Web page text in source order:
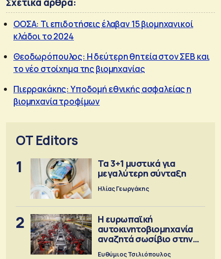
ΟΟΣΑ: Τι επιδοτήσεις έλαβαν 15 βιομηχανικοί
κλάδοι το 2024
Θεοδωρόπουλος: Η δεύτερη θητεία στον ΣΕΒ και
το νέο στοίχημα της βιομηχανίας
Πιερρακάκης: Υποδομή εθνικής ασφαλείας η
βιομηχανία τροφίμων
OT Editors
1
Τα 3+1 μυστικά για
μεγαλύτερη σύνταξη
Ηλίας Γεωργάκης
2
Η ευρωπαϊκή
αυτοκινητοβιομηχανία
αναζητά σωσίβιο στην
Κίνα
Ευθύμιος Τσιλιόπουλος